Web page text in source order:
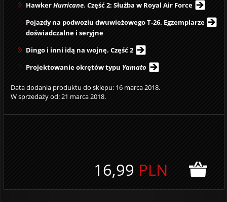
HawkerHurricane. Część 2: Służba w Royal Air Force
Pojazdy na podwoziu dwuwieżowego T-26. Egzemplarze
doświadczalne i seryjne
Dingo i inni idą na wojnę. Część 2
Projektowanie okrętów typu Yamato
Data dodania produktu do sklepu: 16 marca 2018.
W sprzedaży od: 21 marca 2018.
16,99 PLN